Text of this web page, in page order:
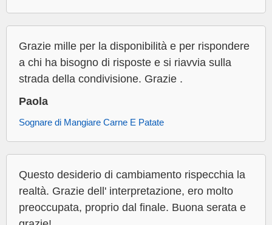
Grazie mille per la disponibilità e per rispondere
a chi ha bisogno di risposte e si riavvia sulla
strada della condivisione. Grazie .
Paola
Sognare di Mangiare Carne E Patate
Questo desiderio di cambiamento rispecchia la
realtà. Grazie dell' interpretazione, ero molto
preoccupata, proprio dal finale. Buona serata e